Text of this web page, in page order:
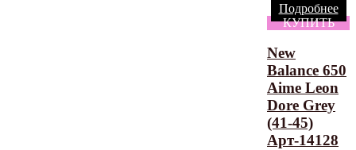
Подробнее
КУПИТЬ
New
Balance 650
Aime Leon
Dore Grey
(41-45)
Арт-14128